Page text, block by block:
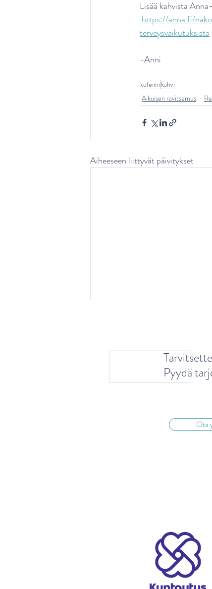
Lisää kahvista
https://anna.fi/
terveysvaikutuksista
-Anni
kofeiini kahvi
Aikuisen ravitsemus
Aiheeseen liittyvät päivitykset
Pyydä
Ota